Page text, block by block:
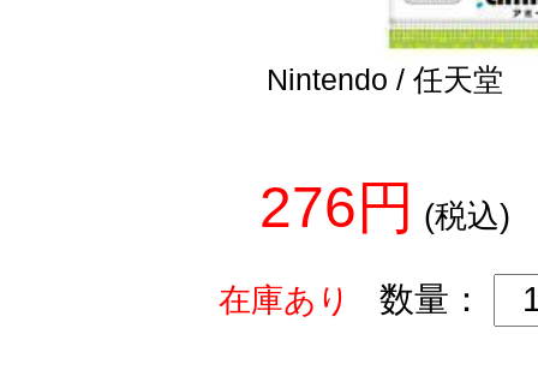
Nintendo / 任天堂
276円 (税込)
在庫あり 数量：